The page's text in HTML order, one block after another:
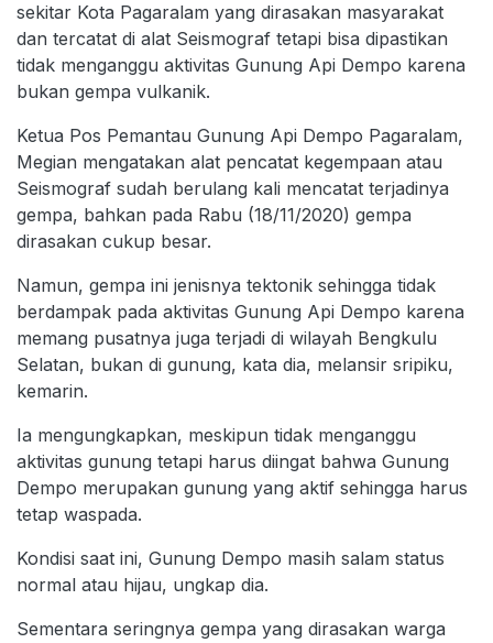
sekitar Kota Pagaralam yang dirasakan masyarakat
dan tercatat di alat Seismograf tetapi bisa dipastikan
tidak menganggu aktivitas Gunung Api Dempo karena
bukan gempa vulkanik.
Ketua Pos Pemantau Gunung Api Dempo Pagaralam,
Megian mengatakan alat pencatat kegempaan atau
Seismograf sudah berulang kali mencatat terjadinya
gempa, bahkan pada Rabu (18/11/2020) gempa
dirasakan cukup besar.
Namun, gempa ini jenisnya tektonik sehingga tidak
berdampak pada aktivitas Gunung Api Dempo karena
memang pusatnya juga terjadi di wilayah Bengkulu
Selatan, bukan di gunung, kata dia, melansir sripiku,
kemarin.
Ia mengungkapkan, meskipun tidak menganggu
aktivitas gunung tetapi harus diingat bahwa Gunung
Dempo merupakan gunung yang aktif sehingga harus
tetap waspada.
Kondisi saat ini, Gunung Dempo masih salam status
normal atau hijau, ungkap dia.
Sementara seringnya gempa yang dirasakan warga